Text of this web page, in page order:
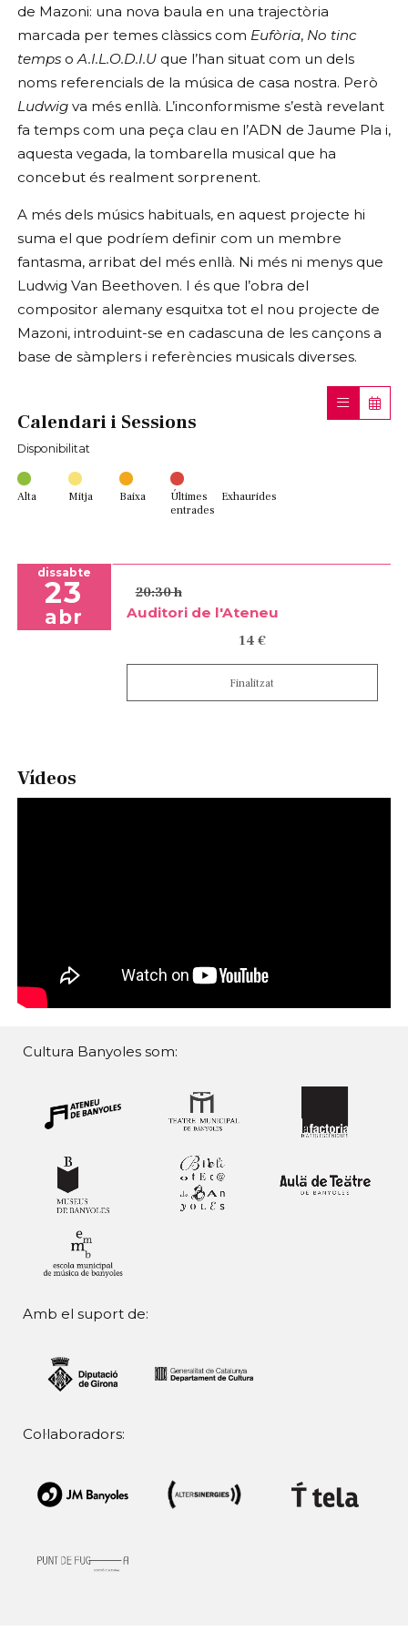
de Mazoni: una nova baula en una trajectòria
marcada per temes clàssics com Eufòria, No tinc
temps oA.I.L.O.D.I.U que l’han situat com un dels
noms referencials de la música de casa nostra. Però
Ludwig va més enllà. L’inconformisme s’està revelant
fa temps com una peça clau en l’ADN de Jaume Pla i,
aquesta vegada, la tombarella musical que ha
concebut és realment sorprenent.
A més dels músics habituals, en aquest projecte hi
suma el que podríem definir com un membre
fantasma, arribat del més enllà. Ni més ni menys que
Ludwig Van Beethoven. I és que l’obra del
compositor alemany esquitxa tot el nou projecte de
Mazoni, introduint-se en cadascuna de les cançons a
base de sàmplers i referències musicals diverses.
Calendari i Sessions
Disponibilitat
Alta Mitja Baixa
Últimes
entrades
Exhaurides
dissabte
23
abr
20:30 h
Auditori de l'Ateneu
14 €
Finalitzat
Vídeos
Cultura Banyoles som:
Amb el suport de:
Col·laboradors: